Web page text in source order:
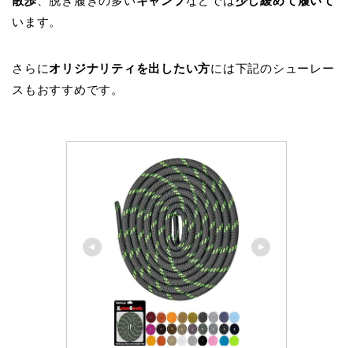
います。
さらにオリジナリティを出したい方には下記のシューレー
スもおすすめです。